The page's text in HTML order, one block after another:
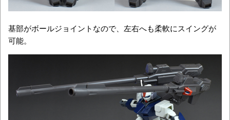
基部がボールジョイントなので、左右へも柔軟にスイングが
可能。